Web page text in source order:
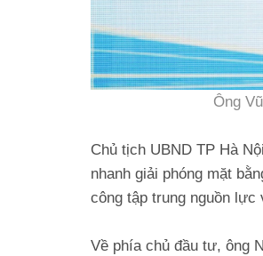
Ông
Chủ tịch UBND TP Hà
nhanh giải phóng mặt
công tập trung nguồn lực
Về phía chủ đầu tư, ông